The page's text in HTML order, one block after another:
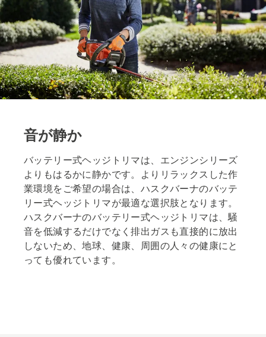
音が静か
バッテリー式ヘッジトリマは、エンジンシリーズ
よりもはるかに静かです。よりリラックスした作
業環境をご希望の場合は、ハスクバーナのバッテ
リー式ヘッジトリマが最適な選択肢となります。
ハスクバーナのバッテリー式ヘッジトリマは、騒
音を低減するだけでなく排出ガスも直接的に放出
しないため、地球、健康、周囲の人々の健康にと
っても優れています。